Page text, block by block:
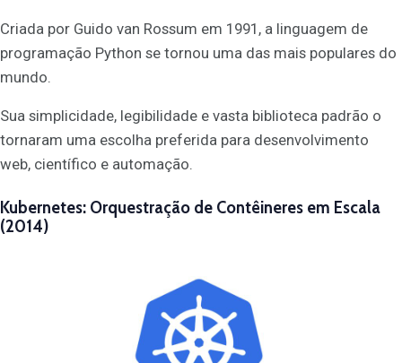
Criada por Guido van Rossum em 1991, a linguagem de
programação Python se tornou uma das mais populares do
mundo.
Sua simplicidade, legibilidade e vasta biblioteca padrão o
tornaram uma escolha preferida para desenvolvimento
web, científico e automação.
Kubernetes: Orquestração de Contêineres em Escala
(2014)